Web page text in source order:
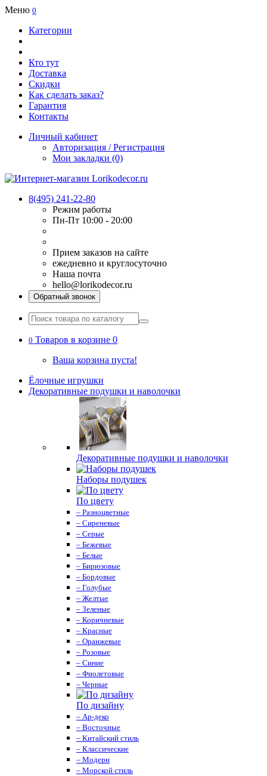
Меню 0
Категории
Кто тут
Доставка
Скидки
Как сделать заказ?
Гарантия
Контакты
Личный кабинет
Авторизация / Регистрация
Мои закладки (0)
8(495) 241-22-80
Режим работы
Пн-Пт 10:00 - 20:00
Прием заказов на сайте
ежедневно и круглосуточно
Наша почта
hello@lorikodecor.ru
Обратный звонок
0 Товаров в корзине 0
Ваша корзина пуста!
Ёлочные игрушки
Декоративные подушки и наволочки
Декоративные подушки и наволочки
Наборы подушек
По цвету
– Разноцветные
– Сиреневые
– Серые
– Бежевые
– Белые
– Бирюзовые
– Бордовые
– Голубые
– Желтые
– Зеленые
– Коричневые
– Красные
– Оранжевые
– Розовые
– Синие
– Фиолетовые
– Черные
По дизайну
– Ар-деко
– Восточные
– Китайский стиль
– Классические
– Модерн
– Морской стиль